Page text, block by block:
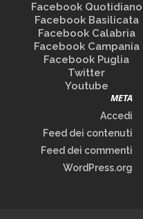
Facebook Quotidiano
Facebook Basilicata
Facebook Calabria
Facebook Campania
Facebook Puglia
Twitter
Youtube
META
Accedi
Feed dei contenuti
Feed dei commenti
WordPress.org